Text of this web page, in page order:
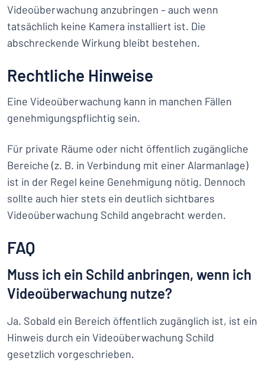
Videoüberwachung anzubringen – auch wenn
tatsächlich keine Kamera installiert ist. Die
abschreckende Wirkung bleibt bestehen.
Rechtliche Hinweise
Eine Videoüberwachung kann in manchen Fällen
genehmigungspflichtig sein.
Für private Räume oder nicht öffentlich zugängliche
Bereiche (z. B. in Verbindung mit einer Alarmanlage)
ist in der Regel keine Genehmigung nötig. Dennoch
sollte auch hier stets ein deutlich sichtbares
Videoüberwachung Schild angebracht werden.
FAQ
Muss ich ein Schild anbringen, wenn ich
Videoüberwachung nutze?
Ja. Sobald ein Bereich öffentlich zugänglich ist, ist ein
Hinweis durch ein Videoüberwachung Schild
gesetzlich vorgeschrieben.